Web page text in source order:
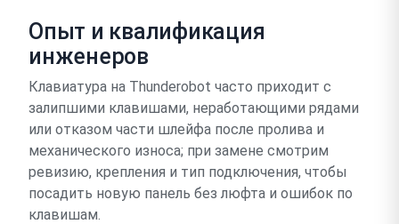
Опыт и квалификация
инженеров
Клавиатура на Thunderobot часто приходит с
залипшими клавишами, неработающими рядами
или отказом части шлейфа после пролива и
механического износа; при замене смотрим
ревизию, крепления и тип подключения, чтобы
посадить новую панель без люфта и ошибок по
клавишам.